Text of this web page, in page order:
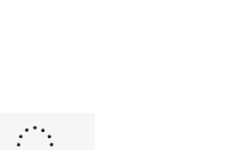
svake prostorije.
intenziteta svjetla po
fleksibilnost u izboru
za vaše potrebe